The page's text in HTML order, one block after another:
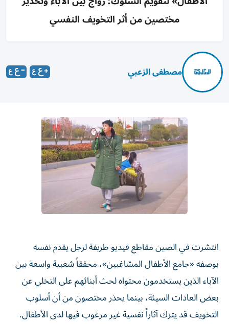
مختصين من أثر التخويف النفسي
مصطفى الزعبي
انتشرت في الصين مقاطع فيديو طريفة لرجل يقدم نفسه
بوصفه «جامع الأطفال المشاغبين»، محققاً شعبية واسعة بين
الآباء الذين يستخدمون محتواه لحث أبنائهم على التخلي عن
بعض العادات السيئة، بينما يحذر مختصون من أن أسلوب
التخويف قد يترك آثاراً نفسية غير مرغوب فيها لدى الأطفال.